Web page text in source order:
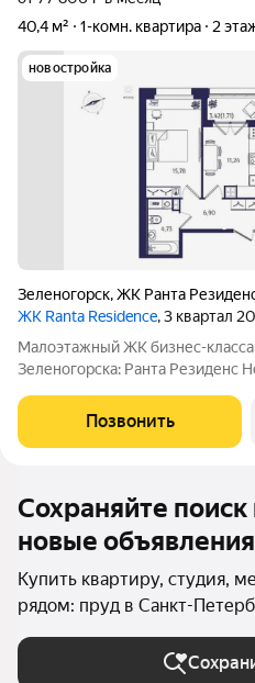
40,4 м²
1-комн. квартира 2
новостройка
Зеленогорск,ЖК Ранта
ЖК Ranta Residence, 3 квартал
Малоэтажный ЖК бизнес-
Зеленогорска: Ранта Резиденс
окружении соснового леса. Прописка Санкт-
Альтернатива загородному
Позвонить
Сохраняйте поиск
новые объявления
Купить квартиру, студия,
рядом: пруд в Санкт-